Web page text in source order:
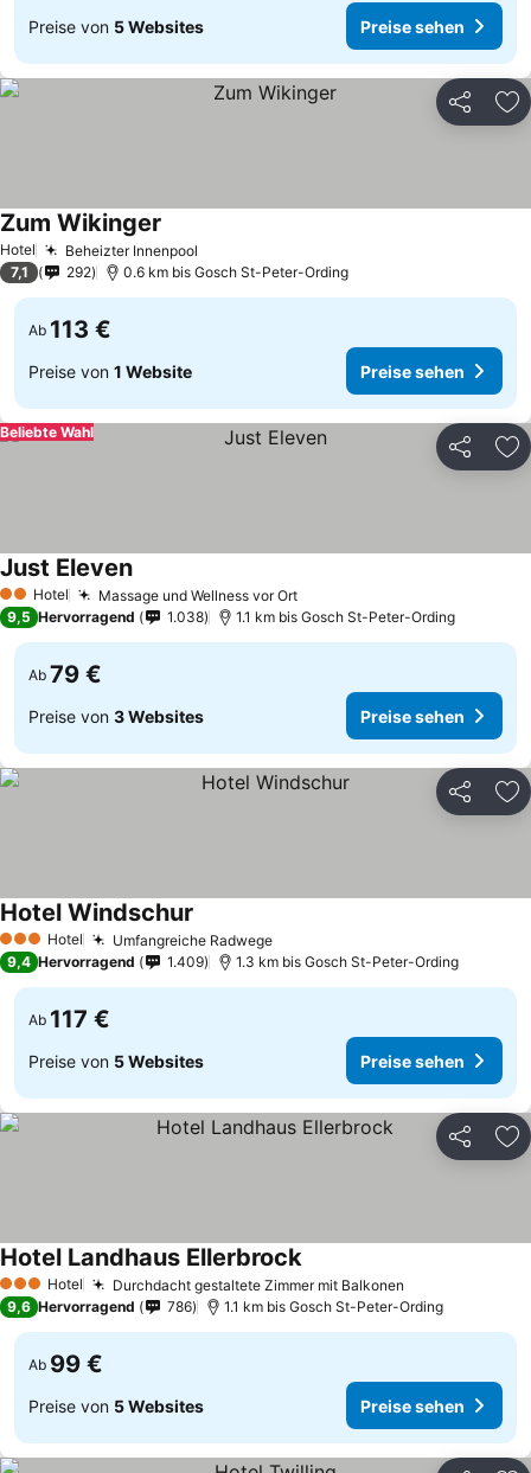
Preise von 5 Websites Preise sehen
Teilen
Hotel Beheizter Innenpool
Zum Wikinger
7,1 292 0.6 km bis Gosch St-Peter-Ording
Ab 113 €
Preise von 1 Website Preise sehen
Teilen
Beliebte Wahl
2 Sterne
Hotel Massage und Wellness vor OrtPreise sehen
Just ElevenPreise sehen
9,5 Hervorragend 1.038 1.1 km bis Gosch St-Peter-Ording
Ab 79 €
Preise von 3 Websites Preise sehen
Teilen
3 SterneHotel Umfangreiche RadwegePreise sehen
Hotel Windschur
9,4 Hervorragend 1.409 1.3 km bis Gosch St-Peter-Ording
Ab 117 €
Preise von 5 Websites Preise sehen
Teilen
3 SterneHotel Durchdacht gestaltete Zimmer mit Balkonen
Hotel Landhaus EllerbrockPreise sehen
9,6 Hervorragend 786 1.1 km bis Gosch St-Peter-Ording
Ab 99 €
Preise von 5 Websites Preise sehen